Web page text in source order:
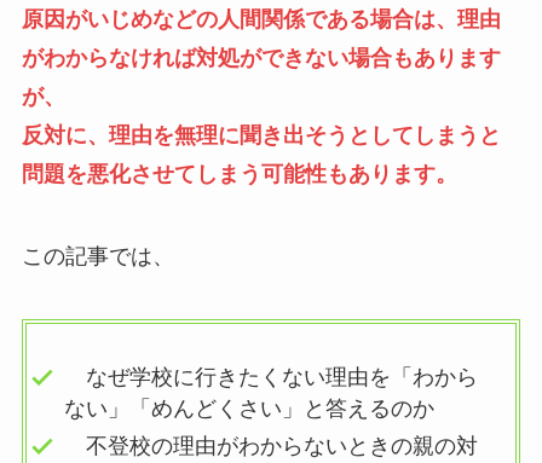
原因がいじめなどの人間関係である場合は、理由
がわからなければ対処ができない場合もあります
が、
反対に、理由を無理に聞き出そうとしてしまうと
問題を悪化させてしまう可能性もあります。
この記事では、
なぜ学校に行きたくない理由を「わから
ない」「めんどくさい」と答えるのか
不登校の理由がわからないときの親の対